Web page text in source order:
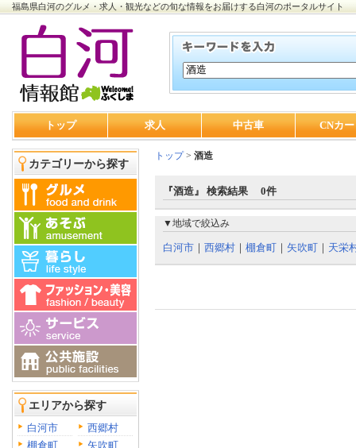
福島県白河のグルメ・求人・観光などの旬な情報をお届けする白河のポータルサイト
トップ 求人 中古車 CNカ
カテゴリーから探す
エリアから探す
白河市
西郷村
棚倉町
矢吹町
トップ> 酒造
『酒造』 検索結果 0件
▼地域で絞込み
白河市 ｜ 西郷村 ｜ 棚倉町 ｜ 矢吹町 ｜ 天栄